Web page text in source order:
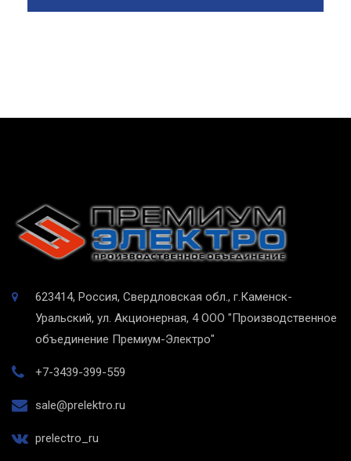
623414, Россия, Свердловская обл., г.Каменск-
Уральский, ул. Акционерная, 4 ООО "Производственное
объединение Премиум-Электро"
+7-3439-399-559
sale@prelektro.ru
prelectro_ru